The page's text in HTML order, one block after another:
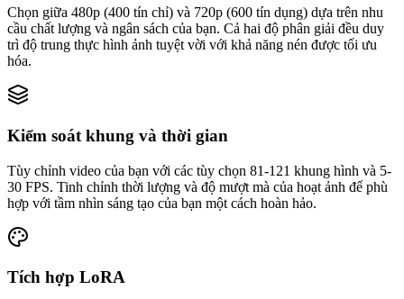
Chọn giữa 480p (400 tín chỉ) và 720p (600 tín dụng) dựa trên nhu
cầu chất lượng và ngân sách của bạn. Cả hai độ phân giải đều duy
trì độ trung thực hình ảnh tuyệt vời với khả năng nén được tối ưu
hóa.
Kiểm soát khung và thời gian
Tùy chỉnh video của bạn với các tùy chọn 81-121 khung hình và 5-
30 FPS. Tinh chỉnh thời lượng và độ mượt mà của hoạt ảnh để phù
hợp với tầm nhìn sáng tạo của bạn một cách hoàn hảo.
Tích hợp LoRA